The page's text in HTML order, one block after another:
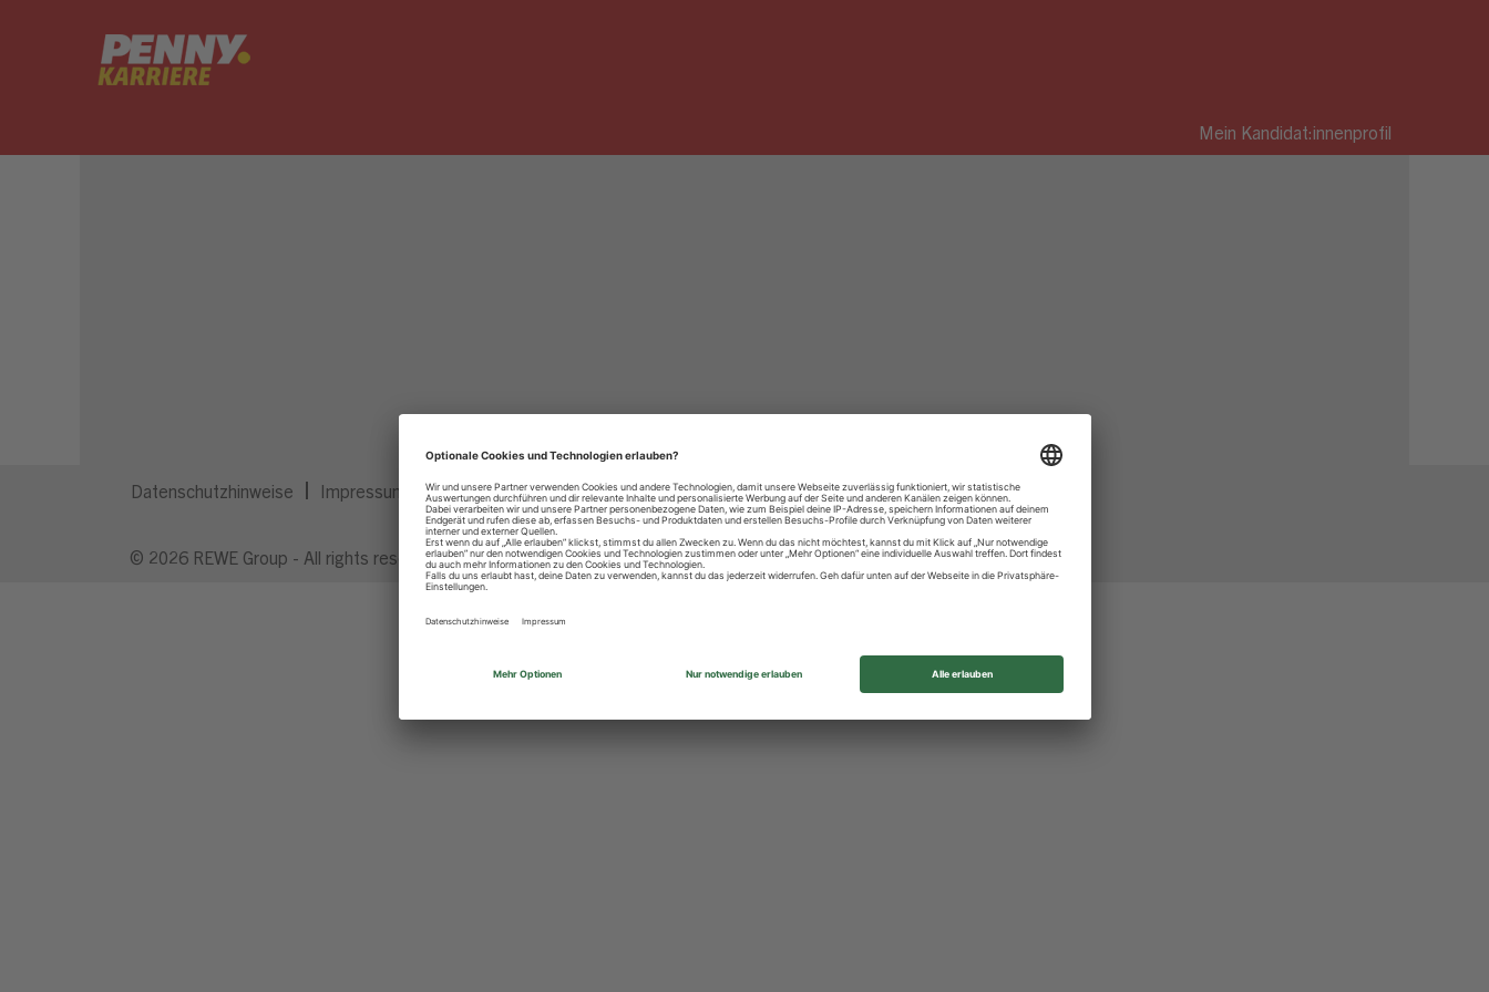
Mein Kandidat:innenprofil
Datenschutzhinweise Impressum Privatsphäre-Einstellungen
© 2026 REWE Group - All rights reserved